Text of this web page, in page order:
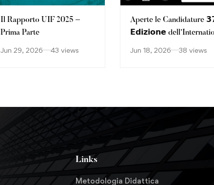
Il Rapporto UIF 2025 –
Prima Parte
Jun 29, 2026 43 views
Aperte le Candidature
𝗘𝗱𝗶𝘇𝗶𝗼𝗻𝗲
Jun 18, 2026 38 views
Links
Metodologia Didattica